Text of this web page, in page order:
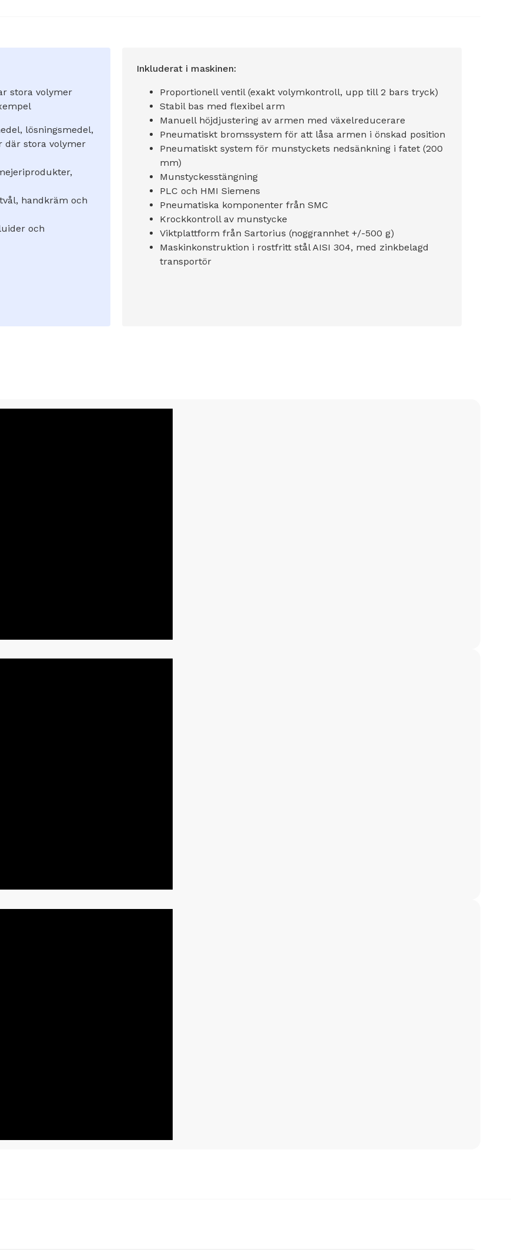
stora volymer
lösningsmedel,
där stora volymer
handkräm och
och
Inkluderat i maskinen:
Proportionell ventil (exakt volymkontroll, upp till 2 bars tryck)
Stabil bas med flexibel arm
Manuell höjdjustering av armen med växelreducerare
Pneumatiskt bromssystem för att låsa armen i önskad position
Pneumatiskt system för munstyckets nedsänkning i fatet (200
mm)
Munstyckesstängning
PLC och HMI Siemens
Pneumatiska komponenter från SMC
Krockkontroll av munstycke
Viktplattform från Sartorius (noggrannhet +/-500 g)
Maskinkonstruktion i rostfritt stål AISI 304, med zinkbelagd
transportör